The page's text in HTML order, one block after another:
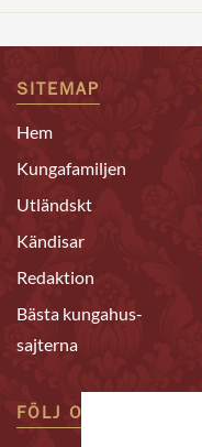
SITEMAP
Hem
Kungafamiljen
Utländskt
Kändisar
Redaktion
Bästa kungahus-
sajterna
FÖLJ OSS